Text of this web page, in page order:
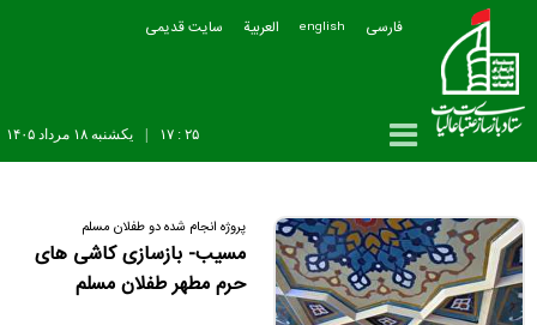
فارسی english العربیة سایت قدیمی
يکشنبه ۱۸ مرداد ۱۴۰۵ ۲۵ : ۱۷
پروژه انجام شده دو طفلان مسلم
مسیب- بازسازی کاشی های
حرم مطهر طفلان مسلم